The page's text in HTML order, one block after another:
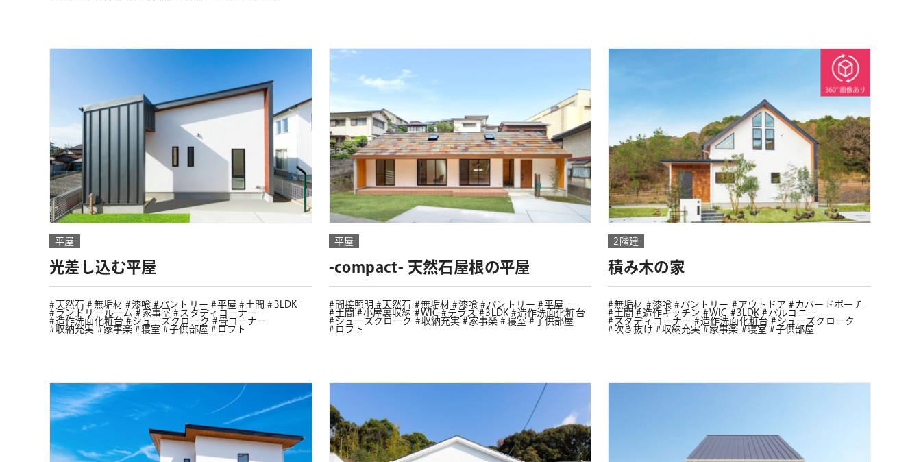
平屋
光差し込む平屋
天然石 無垢材 漆喰 パントリー 平屋 土間
3LDK
ランドリールーム
家事室
スタディコーナー
造作洗面化粧台
シューズクローク
畳コーナー
収納充実
家事楽 寝室 子供部屋 ロフト
平屋
-compact- 天然石屋根の平屋
間接照明 天然石 無垢材 漆喰 パントリー
平屋
土間
小屋裏収納 WIC テラス 3LDK
造作洗面化粧台
シューズクローク
収納充実 家事楽 寝室
子供部屋
ロフト
2階建
積み木の家
無垢材 漆喰 パントリー アウトドア
カバードポーチ
土間
造作キッチン WIC 3LDK
バルコニー
スタディコーナー
造作洗面化粧台
シューズクローク
吹き抜け
収納充実 家事楽 寝室 子供部屋